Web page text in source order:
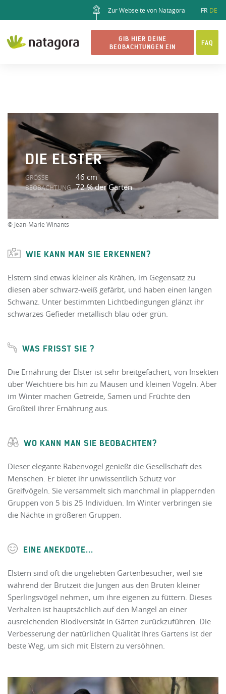
Zur Webseite von Natagora FR DE
GIB HIER DEINE
BEOBACHTUNGEN EIN
FAQ
DIE ELSTER
GRÖSSE 46 cm
BEOBACHTUNG 72 % der Gärten
© Jean-Marie Winants
WIE KANN MAN SIE ERKENNEN?
Elstern sind etwas kleiner als Krähen, im Gegensatz zu
diesen aber schwarz-weiß gefärbt, und haben einen langen
Schwanz. Unter bestimmten Lichtbedingungen glänzt ihr
schwarzes Gefieder metallisch blau oder grün.
WAS FRISST SIE ?
Die Ernährung der Elster ist sehr breitgefächert, von Insekten
über Weichtiere bis hin zu Mäusen und kleinen Vögeln. Aber
im Winter machen Getreide, Samen und Früchte den
Großteil ihrer Ernährung aus.
WO KANN MAN SIE BEOBACHTEN?
Dieser elegante Rabenvogel genießt die Gesellschaft des
Menschen. Er bietet ihr unwissentlich Schutz vor
Greifvögeln. Sie versammelt sich manchmal in plappernden
Gruppen von 5 bis 25 Individuen. Im Winter verbringen sie
die Nächte in größeren Gruppen.
EINE ANEKDOTE...
Elstern sind oft die ungeliebten Gartenbesucher, weil sie
während der Brutzeit die Jungen aus den Bruten kleiner
Sperlingsvögel nehmen, um ihre eigenen zu füttern. Dieses
Verhalten ist hauptsächlich auf den Mangel an einer
ausreichenden Biodiversität in Gärten zurückzuführen. Die
Verbesserung der natürlichen Qualität Ihres Gartens ist der
beste Weg, um sich mit Elstern zu versöhnen.